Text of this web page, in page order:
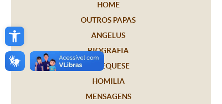
Open toolbar
HOME
OUTROS PAPAS
ANGELUS
BIOGRAFIA
CATEQUESE
HOMILIA
MENSAGENS